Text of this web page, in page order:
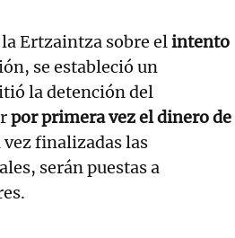
Ertzaintza sobre elintento
se estableció un
la detención del
por primera vez el dinero de
vez finalizadas las
serán puestas a